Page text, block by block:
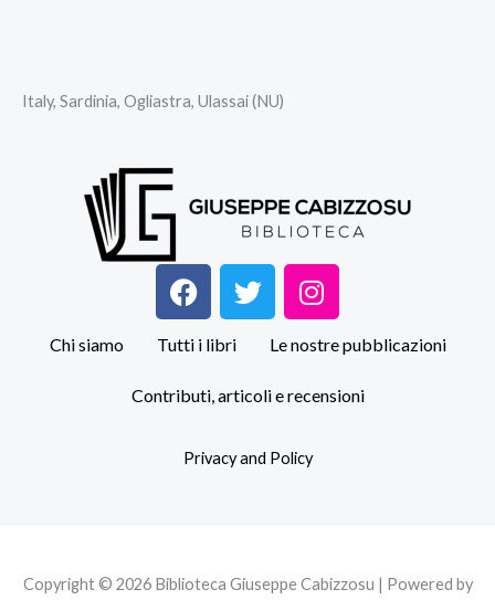
Italy, Sardinia, Ogliastra, Ulassai (NU)
F
a
c
e
b
k
T
w
t
I
n
s
t
a
a
Chi siamo Tutti i libri Le nostre pubblicazioni
Contributi, articoli e recensioni
Privacy and Policy
Copyright © 2026 Biblioteca Giuseppe Cabizzosu | Powered by